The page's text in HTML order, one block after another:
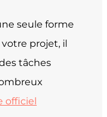
seule forme
projet, il
tâches
officiel